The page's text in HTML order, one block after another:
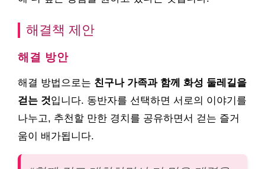
해결책 제안
해결 방안
해결 방법으로는 친구나 가족과 함께 화성 둘레길을
걷는 것입니다. 동반자를 선택하면 서로의 이야기를
나누고, 추천할 만한 경치를 공유하면서 걷는 즐거
움이 배가됩니다.